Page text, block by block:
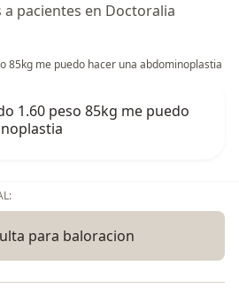
pacientes en Doctoralia
85kg me puedo hacer una abdominoplastia
1.60 peso 85kg me puedo
para baloracion